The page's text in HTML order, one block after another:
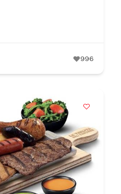
996